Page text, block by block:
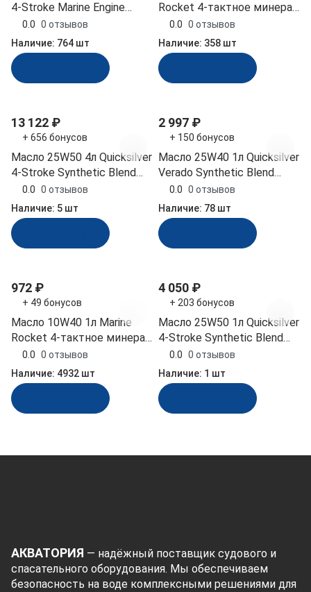
4-Stroke Marine Engine
минерал (8M0086223)
0.0 0 отзывов
Наличие: 764 шт
Rocket 4-тактное минерал
(4620136022668)
0.0 0 отзывов
Наличие: 358 шт
13 122 ₽
+ 656 бонусов
Масло 25W50 4л Quicksilver
4-Stroke Synthetic Blend
полусинт (858084QE1)
0.0 0 отзывов
Наличие: 5 шт
2 997 ₽
+ 150 бонусов
Масло 25W40 1л Quicksilver
Verado Synthetic Blend
синт (8M0086226)
0.0 0 отзывов
Наличие: 78 шт
972 ₽
+ 49 бонусов
Масло 10W40 1л Marine
Rocket 4-тактное минерал
(4620136022682)
0.0 0 отзывов
Наличие: 4932 шт
4 050 ₽
+ 203 бонусов
Масло 25W50 1л Quicksilver
4-Stroke Synthetic Blend
полусинт (8M0096256)
0.0 0 отзывов
Наличие: 1 шт
АКВАТОРИЯ — надёжный поставщик судового и
спасательного оборудования. Мы обеспечиваем
безопасность на воде комплексными решениями для